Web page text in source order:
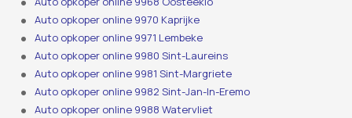
Auto opkoper online 9970 Kaprijke
Auto opkoper online 9971 Lembeke
Auto opkoper online 9980 Sint-Laureins
Auto opkoper online 9981 Sint-Margriete
Auto opkoper online 9982 Sint-Jan-In-Eremo
Auto opkoper online 9988 Watervliet